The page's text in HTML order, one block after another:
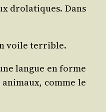
dro­la­tiques. Dans
voile terrible.
langue en forme
comme le